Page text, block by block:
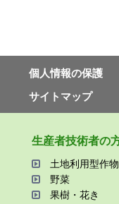
個⼈情報の保護
サイトマップ
⽣産者技術者の
⼟地利⽤型作物
野菜
果樹・花き